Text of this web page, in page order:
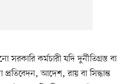
কর্মচারী যদি দুর্নীতিগ্রস্ত বা
আদেশ, রায় বা সিদ্ধান্ত